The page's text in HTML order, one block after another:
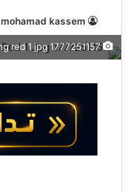
mohamad kassem
1777251157 breaking red 1 jpg